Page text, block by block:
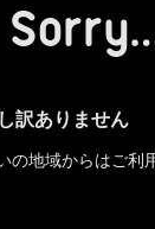
訳ありません
の地域からはご利